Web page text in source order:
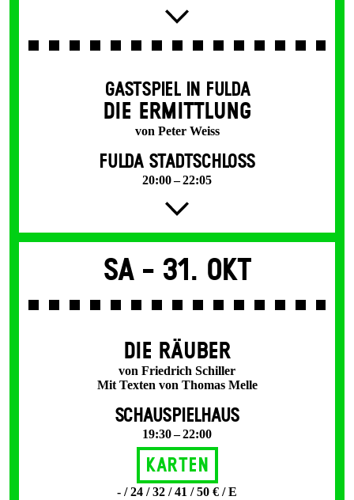
GASTSPIEL IN FULDA
DIE ERMITTLUNG
von Peter Weiss
FULDA STADTSCHLOSS
20:00 – 22:05
Sa - 31. Okt
DIE RÄUBER
von Friedrich Schiller
Mit Texten von Thomas Melle
SCHAUSPIELHAUS
19:30 – 22:00
Karten
- / 24 / 32 / 41 / 50 € / E